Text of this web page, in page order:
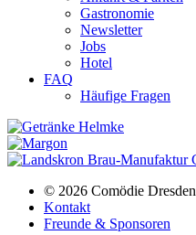
Gastronomie
Newsletter
Jobs
Hotel
FAQ
Häufige Fragen
© 2026 Comödie Dresden
Kontakt
Freunde & Sponsoren